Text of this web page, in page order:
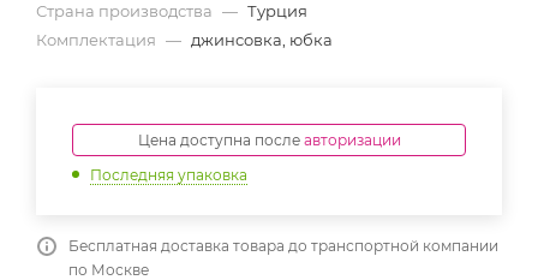
Страна производства — Турция
Комплектация — джинсовка, юбка
Цена доступна после авторизации
Последняя упаковка
Бесплатная доставка товара до транспортной компании
по Москве